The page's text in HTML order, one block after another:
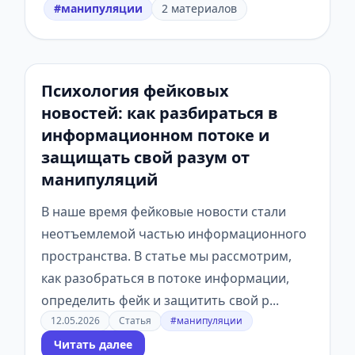
#манипуляции 2 материалов
Психология фейковых
новостей: как разбираться в
информационном потоке и
защищать свой разум от
манипуляций
В наше время фейковые новости стали
неотъемлемой частью информационного
пространства. В статье мы рассмотрим,
как разобраться в потоке информации,
определить фейк и защитить свой р...
12.05.2026 Статья #манипуляции
Читать далее